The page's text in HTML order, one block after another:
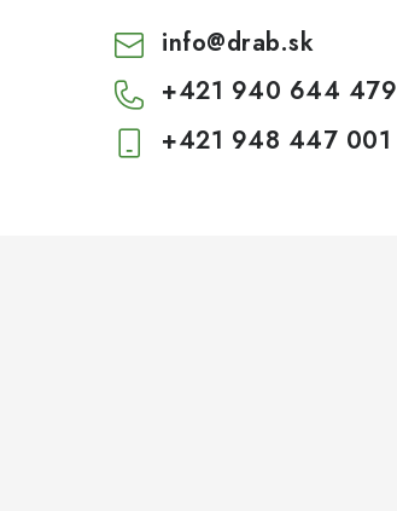
info@drab.sk
+421 940 644 479
+421 948 447 001